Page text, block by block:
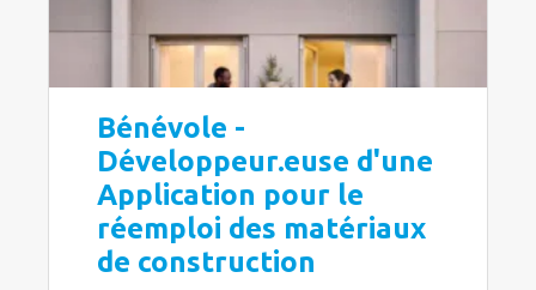
Bénévole -
Développeur.euse d'une
Application pour le
réemploi des matériaux
de construction